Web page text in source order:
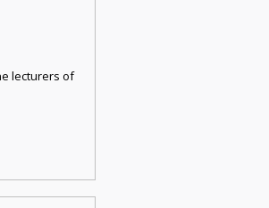
lecturers of